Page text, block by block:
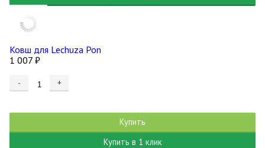
Ковш для Lechuza Pon
1 007 ₽
- +
Купить
Купить в 1 клик